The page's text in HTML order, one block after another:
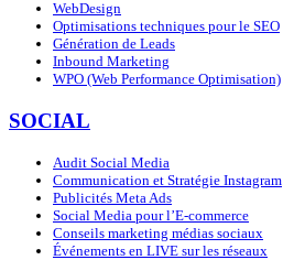
WebDesign
Optimisations techniques pour le SEO
Génération de Leads
Inbound Marketing
WPO (Web Performance Optimisation)
SOCIAL
Audit Social Media
Communication et Stratégie Instagram
Publicités Meta Ads
Social Media pour l’E-commerce
Conseils marketing médias sociaux
Événements en LIVE sur les réseaux